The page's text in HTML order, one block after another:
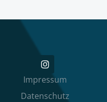
Impressum
Datenschutz